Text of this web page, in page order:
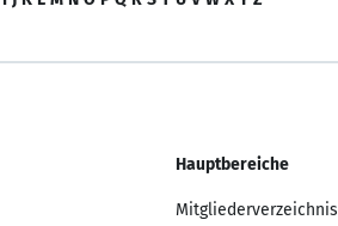
Hauptbereiche
Mitgliederverzeichnis